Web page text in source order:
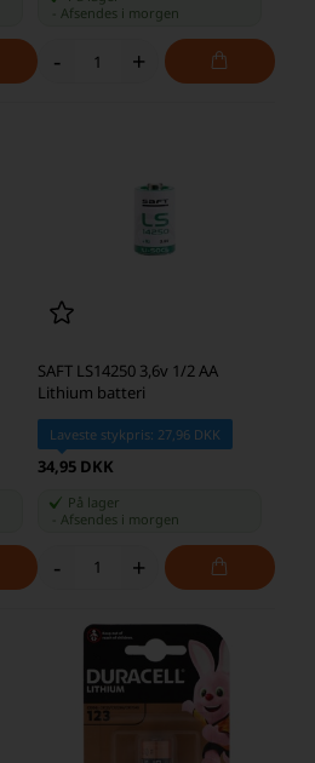
Afsendes i morgen
- +
SAFT LS14250 3,6v 1/2 AA
Lithium batteri
Laveste stykpris: 27,96 DKK
34,95 DKK
På lager
Afsendes i morgen
- +